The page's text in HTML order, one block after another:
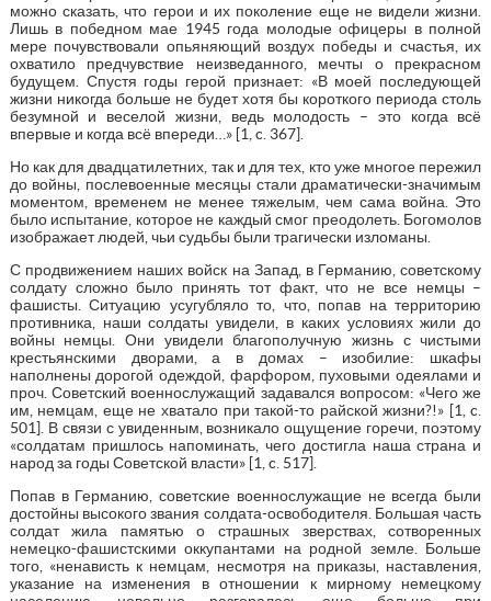
можно сказать, что герои и их поколение еще не видели жизни.
Лишь в победном мае 1945 года молодые офицеры в полной
мере почувствовали опьяняющий воздух победы и счастья, их
охватило предчувствие неизведанного, мечты о прекрасном
будущем. Спустя годы герой признает: «В моей последующей
жизни никогда больше не будет хотя бы короткого периода столь
безумной и веселой жизни, ведь молодость – это когда всё
впервые и когда всё впереди…» [1, c. 367].
Но как для двадцатилетних, так и для тех, кто уже многое пережил
до войны, послевоенные месяцы стали драматически-значимым
моментом, временем не менее тяжелым, чем сама война. Это
было испытание, которое не каждый смог преодолеть. Богомолов
изображает людей, чьи судьбы были трагически изломаны.
С продвижением наших войск на Запад, в Германию, советскому
солдату сложно было принять тот факт, что не все немцы –
фашисты. Ситуацию усугубляло то, что, попав на территорию
противника, наши солдаты увидели, в каких условиях жили до
войны немцы. Они увидели благополучную жизнь с чистыми
крестьянскими дворами, а в домах – изобилие: шкафы
наполнены дорогой одеждой, фарфором, пуховыми одеялами и
проч. Советский военнослужащий задавался вопросом: «Чего же
им, немцам, еще не хватало при такой-то райской жизни?!» [1, c.
501]. В связи с увиденным, возникало ощущение горечи, поэтому
«солдатам пришлось напоминать, чего достигла наша страна и
народ за годы Советской власти» [1, c. 517].
Попав в Германию, советские военнослужащие не всегда были
достойны высокого звания солдата-освободителя. Большая часть
солдат жила памятью о страшных зверствах, сотворенных
немецко-фашистскими оккупантами на родной земле. Больше
того, «ненависть к немцам, несмотря на приказы, наставления,
указание на изменения в отношении к мирному немецкому